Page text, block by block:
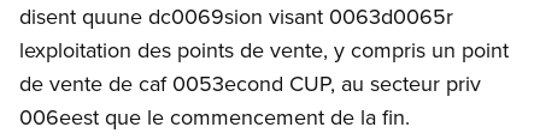
disent quune dc0069sion visant 0063d0065r
lexploitation des points de vente, y compris un point
de vente de caf 0053econd CUP, au secteur priv
006eest que le commencement de la fin.